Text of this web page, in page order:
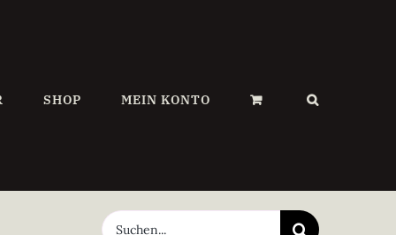
SHOP MEIN KONTO
Suche